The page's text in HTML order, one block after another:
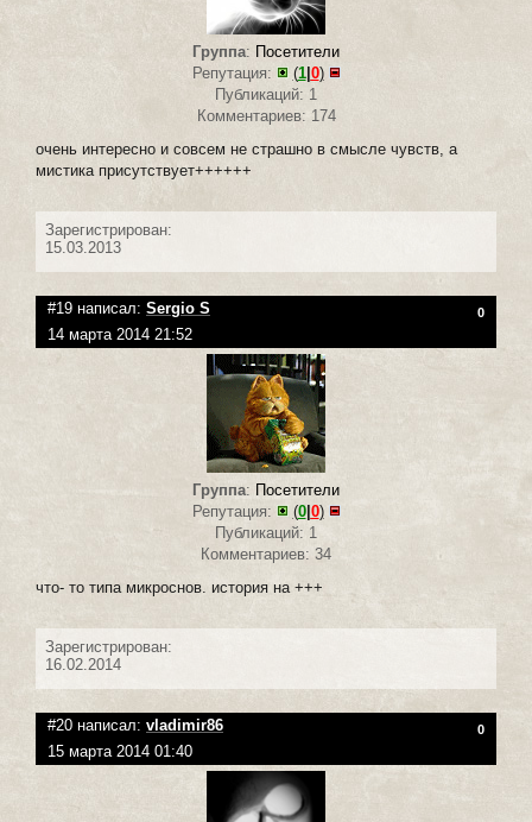
Группа: Посетители
Репутация:
(1| 0)
Публикаций: 1
Комментариев: 174
очень интересно и совсем не страшно в смысле чувств, а
мистика присутствует++++++
Зарегистрирован:
15.03.2013
#19 написал: Sergio S 0
14 марта 2014 21:52
Группа: Посетители
Репутация:
(0| 0)
Публикаций: 1
Комментариев: 34
что- то типа микроснов. история на +++
Зарегистрирован:
16.02.2014
#20 написал: vladimir86 0
15 марта 2014 01:40